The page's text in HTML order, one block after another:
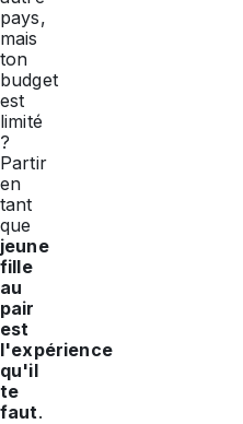
pays,
mais
ton
budget
est
limité
?
Partir
en
tant
que
jeune
fille
au
pair
est
l'expérience
qu'il
te
faut.